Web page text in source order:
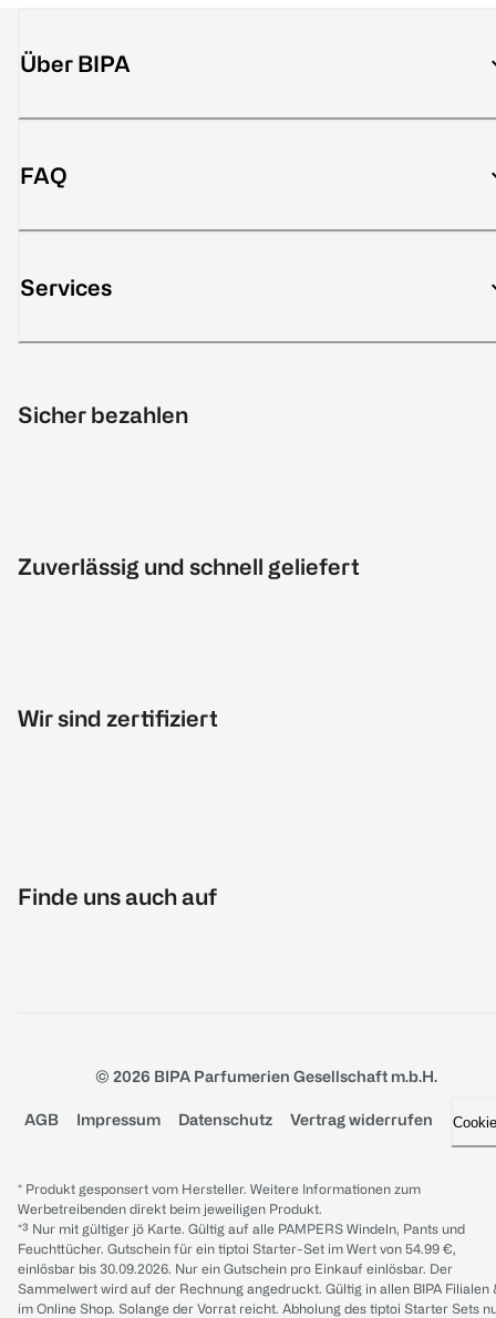
Über BIPA
FAQ
Services
Sicher bezahlen
Zuverlässig und schnell geliefert
Wir sind zertifiziert
Finde uns auch auf
© 2026 BIPA Parfumerien Gesellschaft m.b.H.
AGB Impressum Datenschutz Vertrag widerrufen
* Produkt gesponsert vom Hersteller. Weitere Informationen zum
Werbetreibenden direkt beim jeweiligen Produkt.
*³ Nur mit gültiger jö Karte. Gültig auf alle PAMPERS Windeln, Pants und
Feuchttücher. Gutschein für ein tiptoi Starter-Set im Wert von 54.99 €,
einlösbar bis 30.09.2026. Nur ein Gutschein pro Einkauf einlösbar. Der
Sammelwert wird auf der Rechnung angedruckt. Gültig in allen BIPA Filialen
im Online Shop. Solange der Vorrat reicht. Abholung des tiptoi Starter Sets